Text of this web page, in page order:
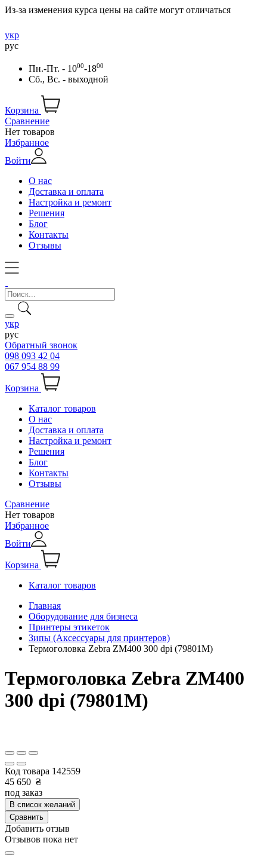
Из-за изменения курса цены на сайте могут отличаться
укр
рус
Пн.-Пт. - 1000-1800
Сб., Вс. - выходной
Корзина
Сравнение
Нет товаров
Избранное
Войти
О нас
Доставка и оплата
Настройка и ремонт
Решения
Блог
Контакты
Отзывы
укр
рус
Обратный звонок
098 093 42 04
067 954 88 99
Корзина
Каталог товаров
О нас
Доставка и оплата
Настройка и ремонт
Решения
Блог
Контакты
Отзывы
Сравнение
Нет товаров
Избранное
Войти
Корзина
Каталог товаров
Главная
Оборудование для бизнеса
Принтеры этикеток
Зипы (Аксессуары для принтеров)
Термоголовка Zebra ZM400 300 dpi (79801M)
Термоголовка Zebra ZM400
300 dpi (79801M)
Код товара 142559
45 650 ₴
под заказ
В список желаний
Сравнить
Добавить отзыв
Отзывов пока нет